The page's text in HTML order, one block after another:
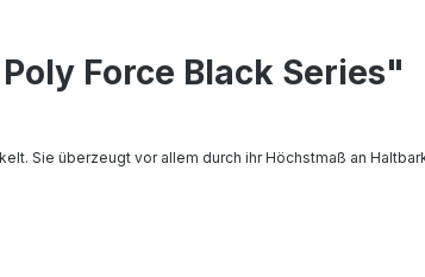
Force Black Series"
Sie überzeugt vor allem durch ihr Höchstmaß an